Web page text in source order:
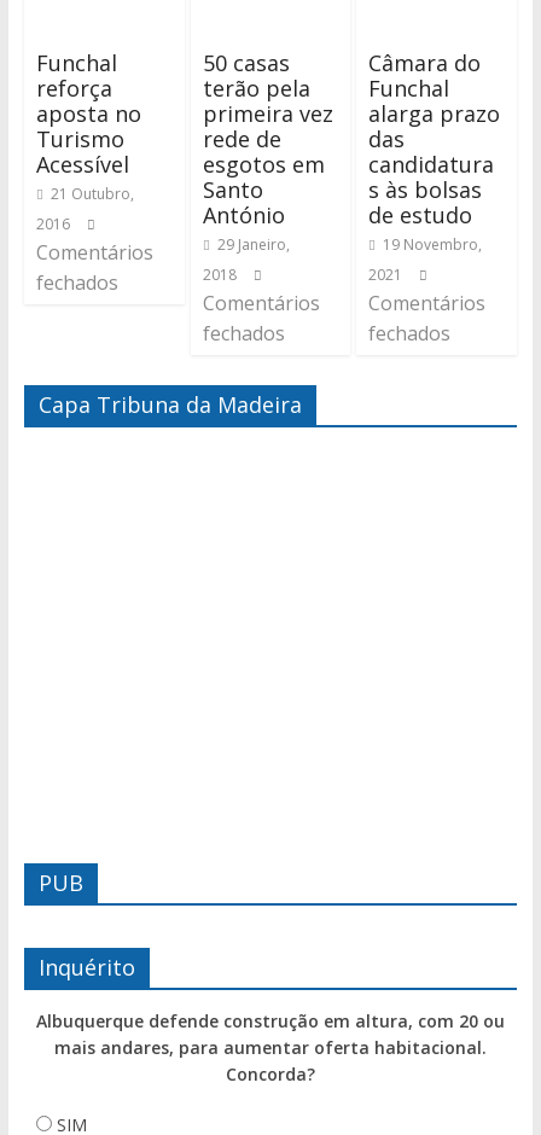
Funchal
reforça
aposta no
Turismo
Acessível
21 Outubro,
2016
Comentários
fechados
50 casas
terão pela
primeira vez
rede de
esgotos em
Santo
António
29 Janeiro,
2018
Comentários
fechados
Câmara do
Funchal
alarga prazo
das
candidatura
s às bolsas
de estudo
19 Novembro,
2021
Comentários
fechados
Capa Tribuna da Madeira
PUB
Inquérito
Albuquerque defende construção em altura, com 20 ou
mais andares, para aumentar oferta habitacional.
Concorda?
SIM